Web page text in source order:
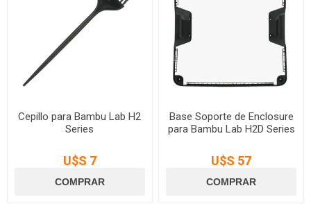
Cepillo para Bambu Lab H2
Series
U$S 7
Base Soporte de Enclosure
para Bambu Lab H2D Series
U$S 57